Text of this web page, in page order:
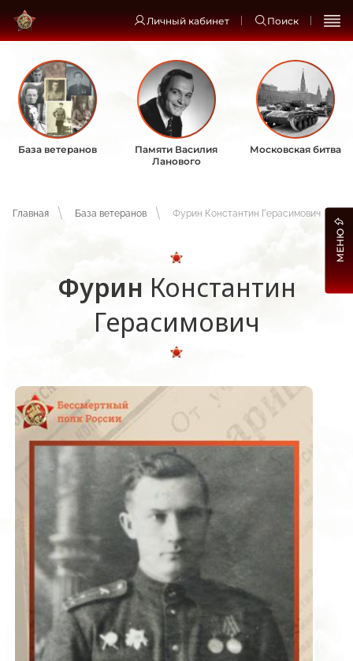
Личный кабинет Поиск
База ветеранов
Памяти Василия
Ланового
Московская битва
Главная База ветеранов Фурин Константин Герасимович
Фурин Константин
Герасимович
МЕНЮ